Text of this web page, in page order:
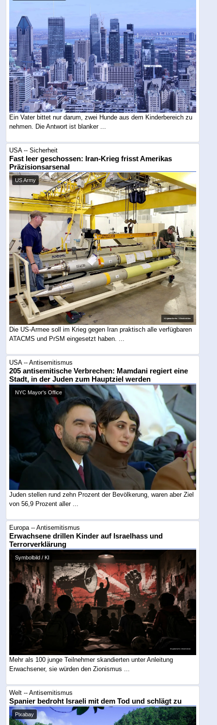
Ein Vater bittet nur darum, zwei Hunde aus dem Kinderbereich zu
nehmen. Die Antwort ist blanker ...
USA -- Sicherheit
Fast leer geschossen: Iran-Krieg frisst Amerikas
Präzisionsarsenal
US Army
Die US-Armee soll im Krieg gegen Iran praktisch alle verfügbaren
ATACMS und PrSM eingesetzt haben. ...
USA -- Antisemitismus
205 antisemitische Verbrechen: Mamdani regiert eine
Stadt, in der Juden zum Hauptziel werden
NYC Mayor's Office
Juden stellen rund zehn Prozent der Bevölkerung, waren aber Ziel
von 56,9 Prozent aller ...
Europa -- Antisemitismus
Erwachsene drillen Kinder auf Israelhass und
Terrorverklärung
Symbolbild / KI
Mehr als 100 junge Teilnehmer skandierten unter Anleitung
Erwachsener, sie würden den Zionismus ...
Welt -- Antisemitismus
Spanier bedroht Israeli mit dem Tod und schlägt zu
Pixabay